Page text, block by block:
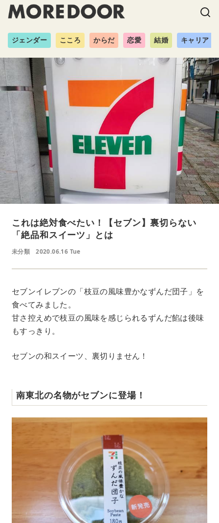
ジェンダー こころ からだ 恋愛 結婚 キャリア
これは絶対食べたい！【セブン】裏切らない
「絶品和スイーツ」とは
未分類 2020.06.16 Tue
セブンイレブンの「枝豆の風味豊かなずんだ団子」を
食べてみました。
甘さ控えめで枝豆の風味を感じられるずんだ餡は後味
もすっきり。
セブンの和スイーツ、裏切りません！
南東北の名物がセブンに登場！